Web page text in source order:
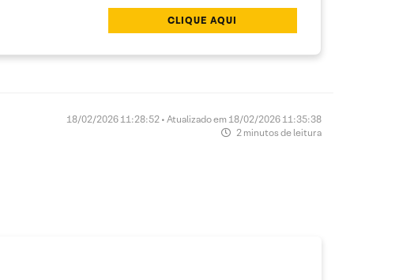
CLIQUE AQUI
18/02/2026 11:28:52 • Atualizado em 18/02/2026 11:35:38
2 minutos de leitura